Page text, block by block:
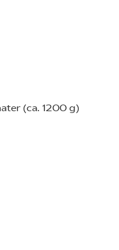
(ca. 1200 g)